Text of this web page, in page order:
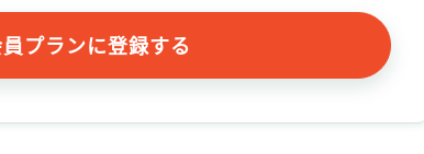
プランに登録する